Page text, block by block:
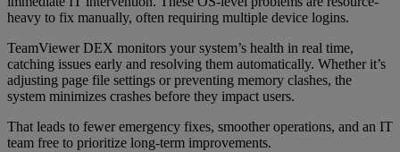
heavy to fix manually, often requiring multiple device logins.
TeamViewer DEX monitors your system’s health in real time,
catching issues early and resolving them automatically. Whether it’s
adjusting page file settings or preventing memory clashes, the
system minimizes crashes before they impact users.
That leads to fewer emergency fixes, smoother operations, and an IT
team free to prioritize long-term improvements.